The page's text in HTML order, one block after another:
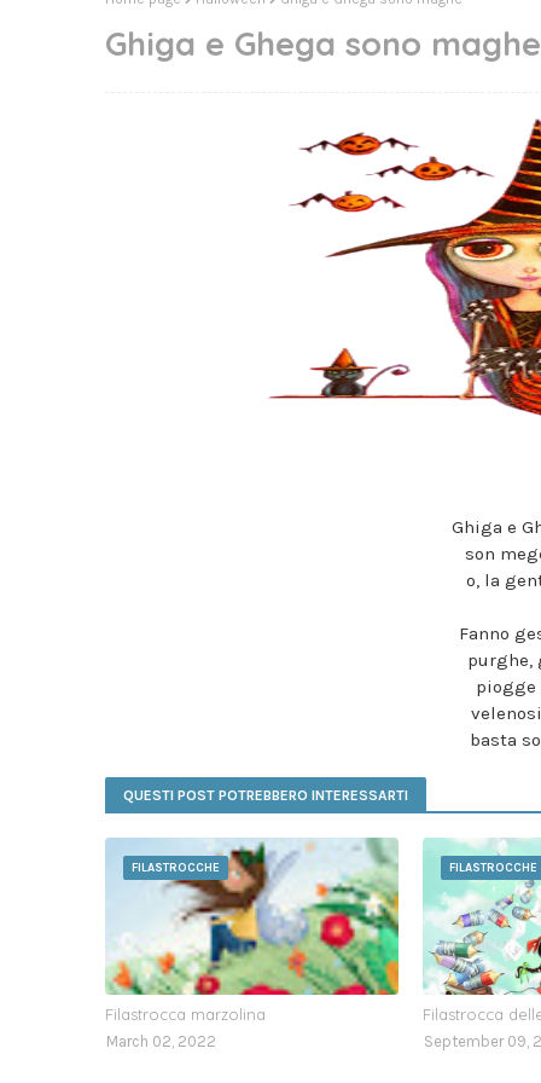
Ghiga e Ghega sono maghe
Ghiga e
son
o, la
Fanno
purghe,
piogge
basta
QUESTI POST POTREBBERO INTERESSARTI
FILASTROCCHE
Filastrocca marzolina
March 02, 2022
FILASTROCCHE
Filastrocca
September 09,